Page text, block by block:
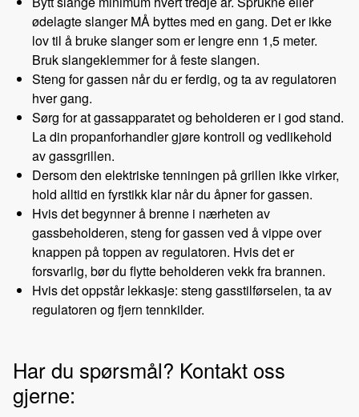
ødelagte slanger MÅ byttes med en gang. Det er ikke
lov til å bruke slanger som er lengre enn 1,5 meter.
Bruk slangeklemmer for å feste slangen.
Steng for gassen når du er ferdig, og ta av regulatoren
hver gang.
Sørg for at gassapparatet og beholderen er i god stand.
La din propanforhandler gjøre kontroll og vedlikehold
av gassgrillen.
Dersom den elektriske tenningen på grillen ikke virker,
hold alltid en fyrstikk klar når du åpner for gassen.
Hvis det begynner å brenne i nærheten av
gassbeholderen, steng for gassen ved å vippe over
knappen på toppen av regulatoren. Hvis det er
forsvarlig, bør du flytte beholderen vekk fra brannen.
Hvis det oppstår lekkasje: steng gasstilførselen, ta av
regulatoren og fjern tennkilder.
Har du spørsmål? Kontakt oss
gjerne: